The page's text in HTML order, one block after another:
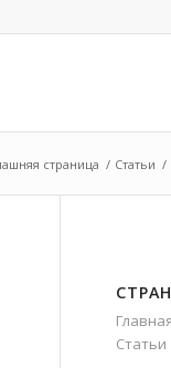
страница / Статьи /
Главная
Статьи